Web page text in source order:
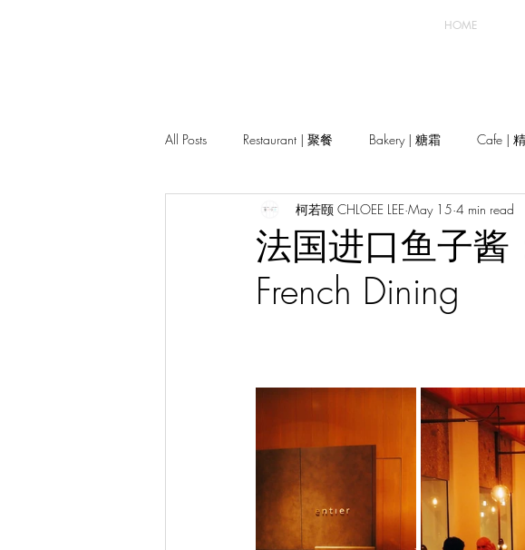
HOME
All Posts Restaurant | 聚餐 Bakery | 糖霜 Cafe |
Pasar | 夜市
法国进口鱼子酱
French Dining
柯若颐 CHLOEE LEE May 15 4 min read